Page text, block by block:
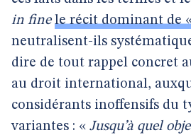
in fine le récit dominant de
neutralisent-ils
dire de tout rappel concret
au droit international,
considérants inoffensifs du
variantes : « Jusqu’à quel